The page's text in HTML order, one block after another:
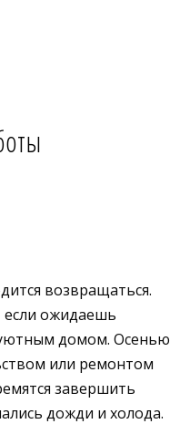
возвращаться.
если ожидаешь
домом. Осенью
или ремонтом
завершить
дожди и холода.